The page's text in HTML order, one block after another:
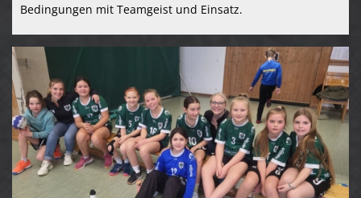
Bedingungen mit Teamgeist und Einsatz.